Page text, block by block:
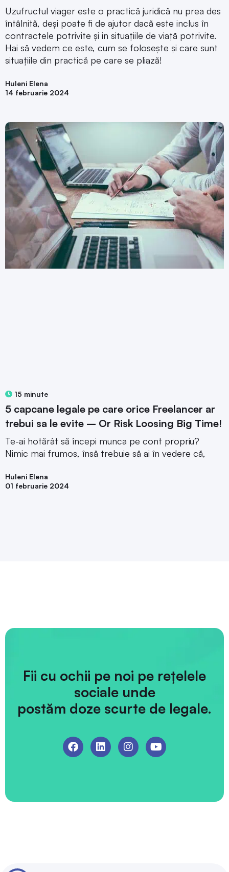
Uzufructul viager este o practică juridică nu prea des
întâlnită, deși poate fi de ajutor dacă este inclus în
contractele potrivite și in situațiile de viață potrivite.
Hai să vedem ce este, cum se folosește și care sunt
situațiile din practică pe care se pliază!
Huleni Elena
14 februarie 2024
15 minute
5 capcane legale pe care orice Freelancer ar
trebui sa le evite – Or Risk Loosing Big Time!
Te-ai hotărât să începi munca pe cont propriu?
Nimic mai frumos, însă trebuie să ai în vedere că,
Huleni Elena
01 februarie 2024
Fii cu ochii pe noi pe rețelele
sociale unde
postăm doze scurte de legale.